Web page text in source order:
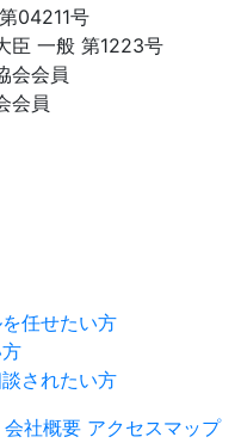
04211号
臣 一般 第1223号
会会員
会員
任せたい方
されたい方
会社概要 アクセスマップ